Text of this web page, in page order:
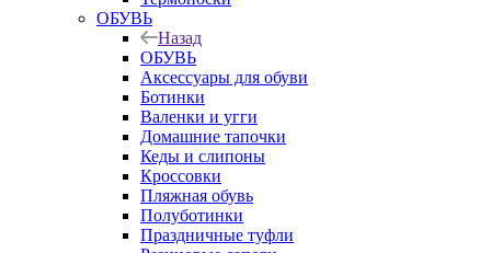
ОБУВЬ
Назад
ОБУВЬ
Аксессуары для обуви
Ботинки
Валенки и угги
Домашние тапочки
Кеды и слипоны
Кроссовки
Пляжная обувь
Полуботинки
Праздничные туфли